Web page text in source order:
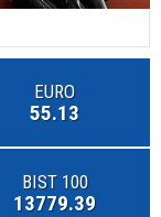
EURO
55.13
BIST 100
13779.39